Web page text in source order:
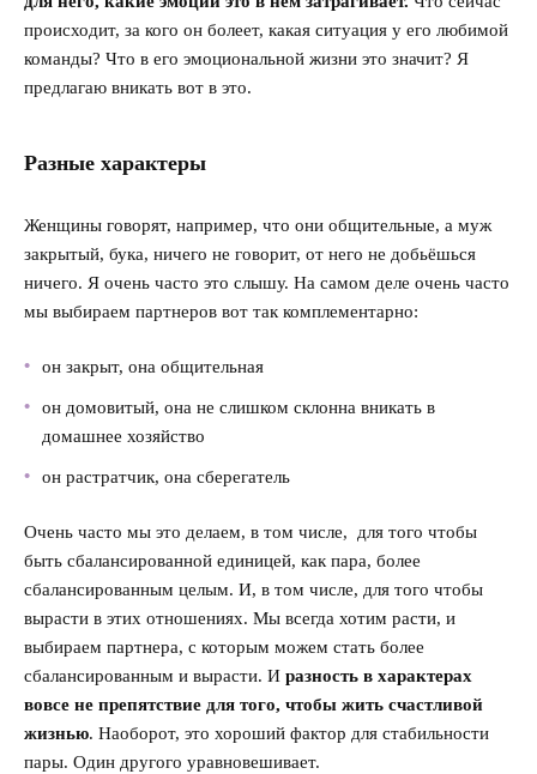
происходит, за кого он болеет, какая ситуация у его любимой
команды? Что в его эмоциональной жизни это значит? Я
предлагаю вникать вот в это.
Разные характеры
Женщины говорят, например, что они общительные, а муж
закрытый, бука, ничего не говорит, от него не добьёшься
ничего. Я очень часто это слышу. На самом деле очень часто
мы выбираем партнеров вот так комплементарно:
он закрыт, она общительная
он домовитый, она не слишком склонна вникать в
домашнее хозяйство
он растратчик, она сберегатель
Очень часто мы это делаем, в том числе, для того чтобы
быть сбалансированной единицей, как пара, более
сбалансированным целым. И, в том числе, для того чтобы
вырасти в этих отношениях. Мы всегда хотим расти, и
выбираем партнера, с которым можем стать более
сбалансированным и вырасти. И разность в характерах
вовсе не препятствие для того, чтобы жить счастливой
жизнью. Наоборот, это хороший фактор для стабильности
пары. Один другого уравновешивает.